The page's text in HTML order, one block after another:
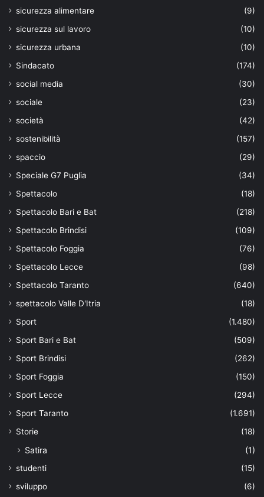
sicurezza alimentare
(9)
sicurezza sul lavoro
(10)
sicurezza urbana
(10)
Sindacato
(174)
social media
(30)
sociale
(23)
società
(42)
sostenibilità
(157)
spaccio
(29)
Speciale G7 Puglia
(34)
Spettacolo
(18)
Spettacolo Bari e Bat
(218)
Spettacolo Brindisi
(109)
Spettacolo Foggia
(76)
Spettacolo Lecce
(98)
Spettacolo Taranto
(640)
spettacolo Valle D'Itria
(18)
Sport
(1.480)
Sport Bari e Bat
(509)
Sport Brindisi
(262)
Sport Foggia
(150)
Sport Lecce
(294)
Sport Taranto
(1.691)
Storie
(18)
Satira (1)
studenti
(15)
sviluppo
(6)